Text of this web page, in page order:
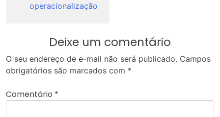
operacionalização
Deixe um comentário
O seu endereço de e-mail não será publicado. Campos
obrigatórios são marcados com *
Comentário *